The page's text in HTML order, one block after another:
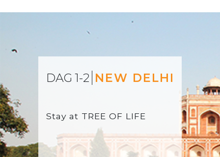
DAG 1-2 NEW DELHI
Stay at TREE OF LIFE